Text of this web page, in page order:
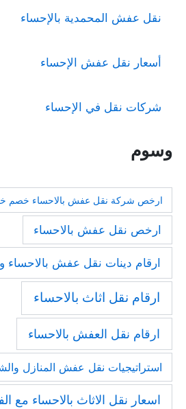
نقل عفش المحمدية بالإحساء
أسعار نقل عفش الإحساء
شركات نقل في الإحساء
وسوم
ارخص شركة نقل عفش بالاحساء خصم
ارخص نقل عفش بالاحساء
ارقام دينات نقل عفش بالاحساء
ارقام نقل اثاث بالاحساء
ارقام نقل العفش بالاحساء
استراتيجيات نقل عفش المنازل
اسعار نقل الاثاث بالاحساء مع